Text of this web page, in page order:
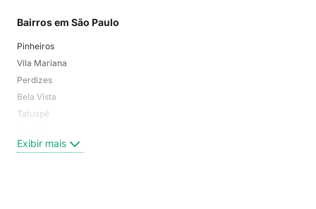
Bairros em São Paulo
Pinheiros
Vila Mariana
Perdizes
Bela Vista
Tatuapé
Centro
Exibir mais